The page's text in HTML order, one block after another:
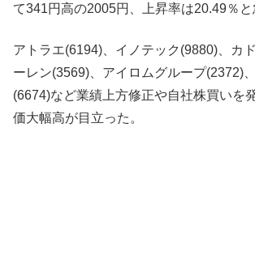
て341円高の2005円、上昇率は20.49％と
アトラエ(6194)、イノテック(9880)、カ
ーレン(3569)、アイロムグループ(2372)
(6674)など業績上方修正や自社株買いを
価大幅高が目立った。